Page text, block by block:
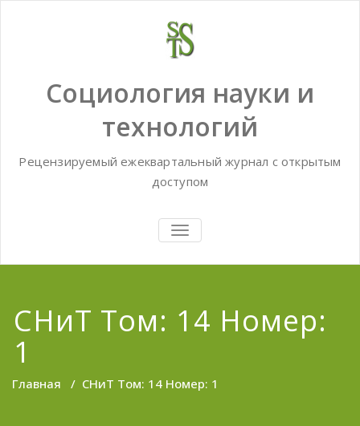
Социология науки и
технологий
Рецензируемый ежеквартальный журнал с открытым
доступом
TOGGLE
NAVIGATION
СНиТ Том: 14 Номер:
1
Главная / СНиТ Том: 14 Номер: 1